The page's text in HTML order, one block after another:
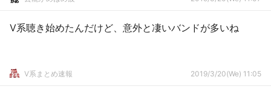
V系聴き始めたんだけど、意外と凄いバンドが多いね
V系まとめ速報 2019/3/20(We) 11:05